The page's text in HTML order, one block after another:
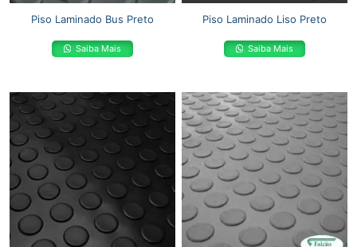
Piso Laminado Bus Preto
Saiba Mais
Piso Laminado Liso Preto
Saiba Mais